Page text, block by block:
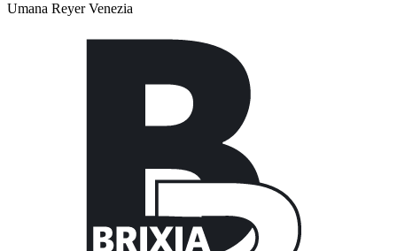
Umana Reyer Venezia